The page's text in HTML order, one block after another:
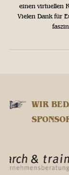
einen virtuellen
Vielen Dank für
WIR